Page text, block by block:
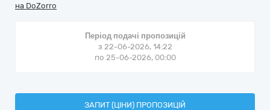
на DoZorro
Період подачі пропозицій
з 22-06-2026, 14:22
по 25-06-2026, 00:00
ЗАПИТ (ЦІНИ) ПРОПОЗИЦІЙ